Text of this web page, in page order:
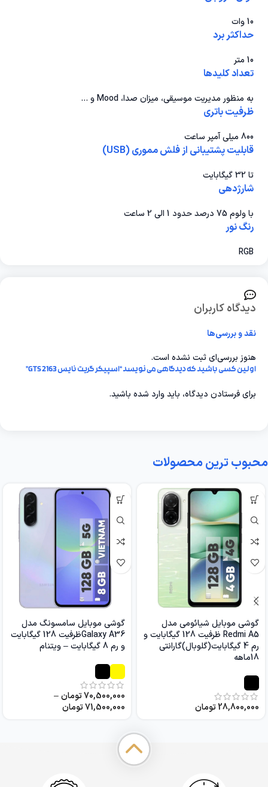
10 وات
حداکثر برد
10 متر
تعداد کلیدها
به منظور مدیریت موسیقی، میزان صدا، Mood و …
ظرفیت باتری
800 میلی آمپر ساعت
قابلیت پشتیبانی از فلش مموری (USB)
تا 32 گیگابایت
شارژدهی
با ولوم 75 درصد حدود 1 الی 2 ساعت
رنگ نور
RGB
دیدگاه کاربران
نقد و بررسی‌ها
هنوز بررسی‌ای ثبت نشده است.
اولین کسی باشید که دیدگاهی می نویسد “اسپیکر گریت نایس GTS 2163”
برای فرستادن دیدگاه، بایدوارد شده باشید.
محبوب ترین محصولات
گوشی موبایل شیائومی مدل
Redmi A5 ظرفیت 128 گیگابایت و
رم 4 گیگابایت(گلوبال)گارانتی
18ماهه
28,800,000تومان
گوشی موبایل سامسونگ مدل
Galaxy A36ظرفیت 128 گیگابایت
و رم 8 گیگابایت – ویتنام
70,500,000تومان–
71,500,000تومان